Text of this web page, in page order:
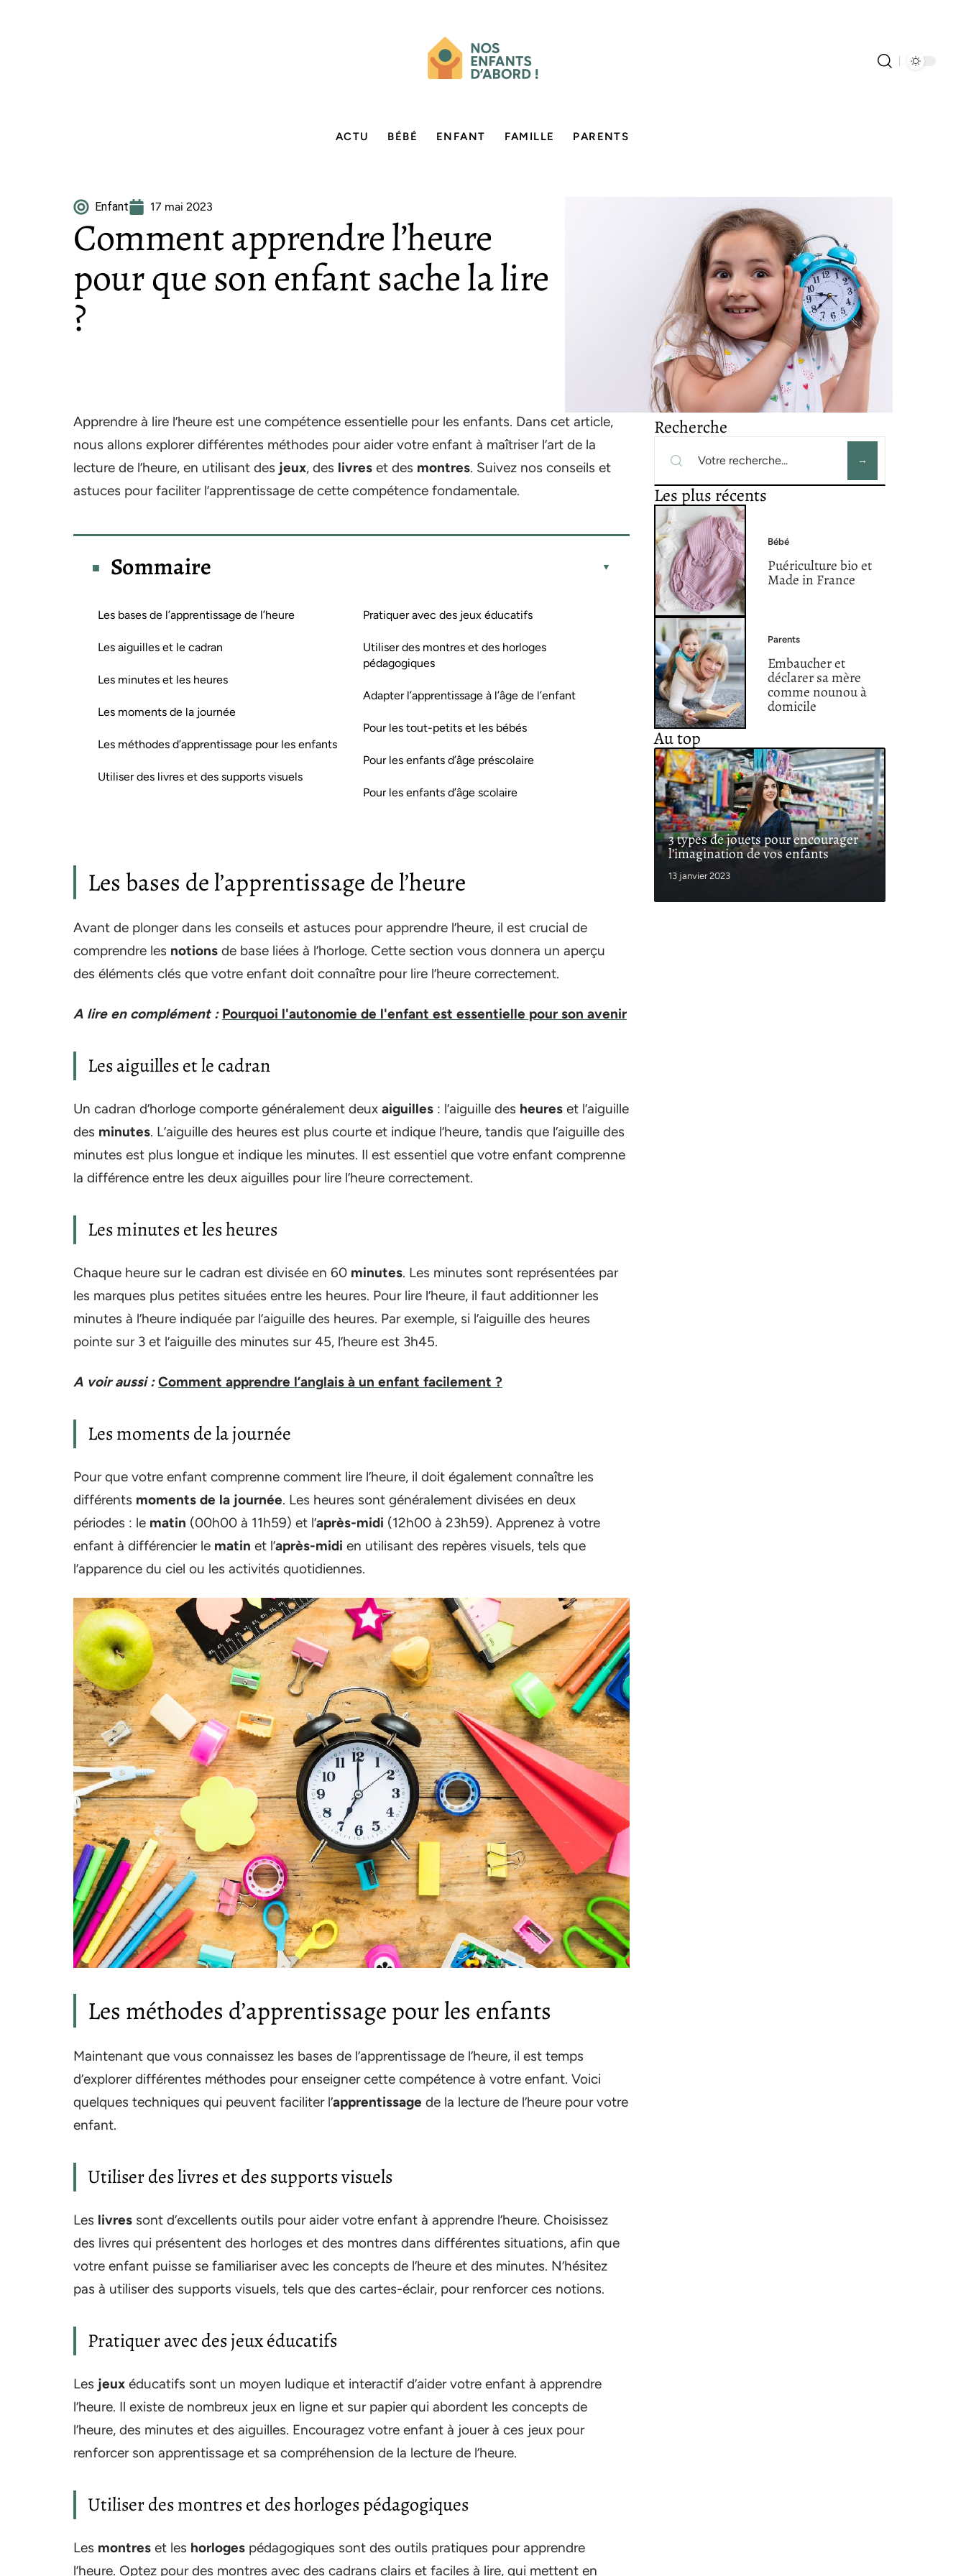
ACTU BÉBÉ ENFANT FAMILLE PARENTS
Enfant 17 mai 2023
Comment apprendre l’heure
pour que son enfant sache la lire
?
Apprendre à lire l’heure est une compétence essentielle pour les enfants. Dans cet article,
nous allons explorer différentes méthodes pour aider votre enfant à maîtriser l’art de la
lecture de l’heure, en utilisant des jeux, des livres et des montres. Suivez nos conseils et
astuces pour faciliter l’apprentissage de cette compétence fondamentale.
Sommaire
Les bases de l’apprentissage de l’heure
Les aiguilles et le cadran
Les minutes et les heures
Les moments de la journée
Les méthodes d’apprentissage pour les enfants
Utiliser des livres et des supports visuels
Pratiquer avec des jeux éducatifs
Utiliser des montres et des horloges
pédagogiques
Adapter l’apprentissage à l’âge de l’enfant
Pour les tout-petits et les bébés
Pour les enfants d’âge préscolaire
Pour les enfants d’âge scolaire
Les bases de l’apprentissage de l’heure
Avant de plonger dans les conseils et astuces pour apprendre l’heure, il est crucial de
comprendre les notions de base liées à l’horloge. Cette section vous donnera un aperçu
des éléments clés que votre enfant doit connaître pour lire l’heure correctement.
A lire en complément : Pourquoi l'autonomie de l'enfant est essentielle pour son avenir
Les aiguilles et le cadran
Un cadran d’horloge comporte généralement deux aiguilles : l’aiguille des heures et l’aiguille
des minutes. L’aiguille des heures est plus courte et indique l’heure, tandis que l’aiguille des
minutes est plus longue et indique les minutes. Il est essentiel que votre enfant comprenne
la différence entre les deux aiguilles pour lire l’heure correctement.
Les minutes et les heures
Chaque heure sur le cadran est divisée en 60 minutes. Les minutes sont représentées par
les marques plus petites situées entre les heures. Pour lire l’heure, il faut additionner les
minutes à l’heure indiquée par l’aiguille des heures. Par exemple, si l’aiguille des heures
pointe sur 3 et l’aiguille des minutes sur 45, l’heure est 3h45.
A voir aussi : Comment apprendre l’anglais à un enfant facilement ?
Les moments de la journée
Pour que votre enfant comprenne comment lire l’heure, il doit également connaître les
différents moments de la journée. Les heures sont généralement divisées en deux
périodes : le matin (00h00 à 11h59) et l’après-midi (12h00 à 23h59). Apprenez à votre
enfant à différencier le matin et l’après-midi en utilisant des repères visuels, tels que
l’apparence du ciel ou les activités quotidiennes.
Les méthodes d’apprentissage pour les enfants
Maintenant que vous connaissez les bases de l’apprentissage de l’heure, il est temps
d’explorer différentes méthodes pour enseigner cette compétence à votre enfant. Voici
quelques techniques qui peuvent faciliter l’apprentissage de la lecture de l’heure pour votre
enfant.
Utiliser des livres et des supports visuels
Les livres sont d’excellents outils pour aider votre enfant à apprendre l’heure. Choisissez
des livres qui présentent des horloges et des montres dans différentes situations, afin que
votre enfant puisse se familiariser avec les concepts de l’heure et des minutes. N’hésitez
pas à utiliser des supports visuels, tels que des cartes-éclair, pour renforcer ces notions.
Pratiquer avec des jeux éducatifs
Les jeux éducatifs sont un moyen ludique et interactif d’aider votre enfant à apprendre
l’heure. Il existe de nombreux jeux en ligne et sur papier qui abordent les concepts de
l’heure, des minutes et des aiguilles. Encouragez votre enfant à jouer à ces jeux pour
renforcer son apprentissage et sa compréhension de la lecture de l’heure.
Utiliser des montres et des horloges pédagogiques
Les montres et les horloges pédagogiques sont des outils pratiques pour apprendre
l’heure. Optez pour des montres avec des cadrans clairs et faciles à lire, qui mettent en
Recherche
Les plus récents
Bébé
Puériculture bio et
Made in France
Parents
Embaucher et
déclarer sa mère
comme nounou à
domicile
Au top
3 types de jouets pour encourager
l’imagination de vos enfants
13 janvier 2023